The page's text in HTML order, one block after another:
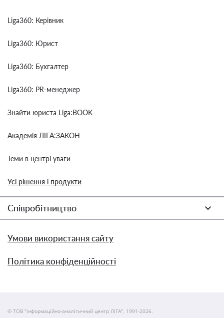
Liga360: Керівник
Liga360: Юрист
Liga360: Бухгалтер
Liga360: PR-менеджер
Знайти юриста Liga:BOOK
Академія ЛІГА:ЗАКОН
Теми в центрі уваги
Усі рішення і продукти
Співробітництво
Умови використання сайту
Політика конфіденційності
© ТОВ "інформаційно-аналітичний центр ЛІГА", 1991-2026.